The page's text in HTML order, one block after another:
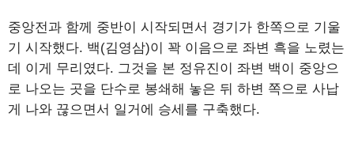
중앙전과 함께 중반이 시작되면서 경기가 한쪽으로 기울
기 시작했다. 백(김영삼)이 꽉 이음으로 좌변 흑을 노렸는
데 이게 무리였다. 그것을 본 정유진이 좌변 백이 중앙으
로 나오는 곳을 단수로 봉쇄해 놓은 뒤 하변 쪽으로 사납
게 나와 끊으면서 일거에 승세를 구축했다.